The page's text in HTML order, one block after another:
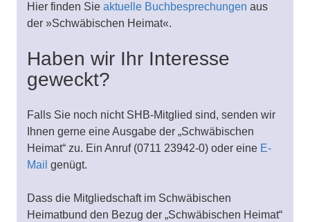
Hier finden Sie aktuelle Buchbesprechungen aus
der »Schwäbischen Heimat«.
Haben wir Ihr Interesse
geweckt?
Falls Sie noch nicht SHB-Mitglied sind, senden wir
Ihnen gerne eine Ausgabe der „Schwäbischen
Heimat“ zu. Ein Anruf (0711 23942-0) oder eine E-
Mail genügt.
Dass die Mitgliedschaft im Schwäbischen
Heimatbund den Bezug der „Schwäbischen Heimat“